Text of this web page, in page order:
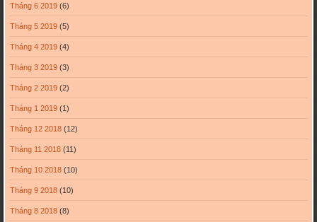
Tháng 6 2019(6)
Tháng 5 2019(5)
Tháng 4 2019(4)
Tháng 3 2019(3)
Tháng 2 2019(2)
Tháng 1 2019(1)
Tháng 12 2018(12)
Tháng 11 2018(11)
Tháng 10 2018(10)
Tháng 9 2018(10)
Tháng 8 2018(8)